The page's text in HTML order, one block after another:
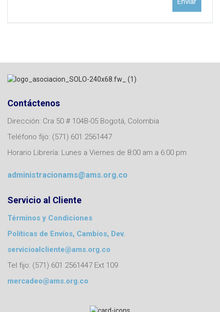
Contáctenos
Dirección: Cra 50 # 104B-05 Bogotá, Colombia
Teléfono fijo: (571) 601 2561447
Horario Librería: Lunes a Viernes de 8:00 am a 6:00 pm
administracionams@ams.org.co
Servicio al Cliente
Términos y Condiciones
Políticas de Envíos, Cambios, Dev.
servicioalcliente@ams.org.co
Tel fijo: (571) 601 2561447 Ext 109
mercadeo@ams.org.co